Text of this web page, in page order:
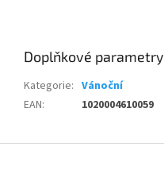
Doplňkové parametry
Kategorie: Vánoční
EAN: 1020004610059